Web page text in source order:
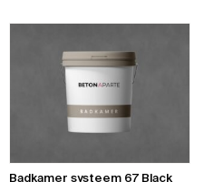
Badkamer systeem 67 Black